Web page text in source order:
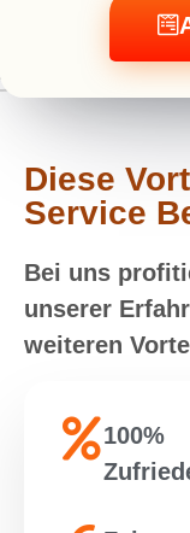
Diese
Service
Bei uns
unserer
weiteren
100%